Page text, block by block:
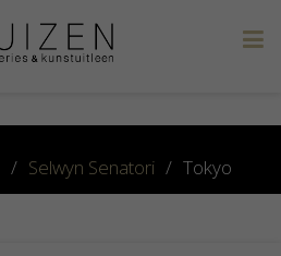
/ Selwyn Senatori / Tokyo